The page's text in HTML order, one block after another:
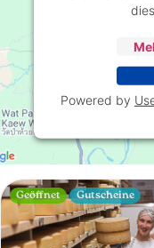
Geöffnet Gutscheine
Powered by